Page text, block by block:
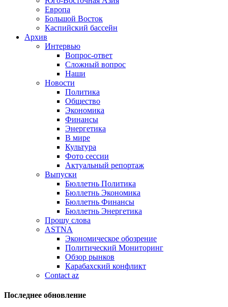
Европа
Большой Восток
Каспийский бассейн
Архив
Интервью
Вопрос-ответ
Сложный вопрос
Наши
Новости
Политика
Общество
Экономика
Финансы
Энергетика
В мире
Культура
Фото сессии
Актуальный репортаж
Выпуски
Бюллетнь Политика
Бюллетнь Экономика
Бюллетнь Финансы
Бюллетнь Энергетика
Прошу слова
ASTNA
Экономическое обозрение
Политический Мониторинг
Обзор рынков
Карабахский конфликт
Contact az
Последнее обновление